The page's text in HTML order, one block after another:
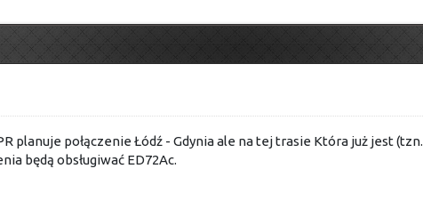
planuje połączenie Łódź - Gdynia ale na tej trasie Która już jest
będą obsługiwać ED72Ac.